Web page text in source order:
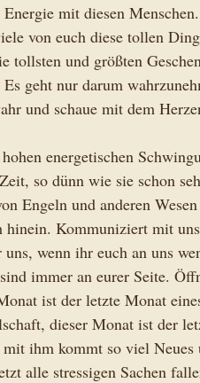
mit diesen
von euch diese tollen
tollsten und größten
geht nur darum
und schaue mit dem
energetischen
so dünn wie sie schon
Engeln und anderen
Kommuniziert mit
wenn ihr euch an uns
immer an eurer Seite.
ist der letzte Monat
dieser Monat ist der
ihm kommt so viel
alle stressigen Sachen